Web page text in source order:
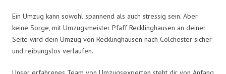
Ein Umzug kann sowohl spannend als auch stressig sein. Aber
keine Sorge, mit Umzugsmeister Pfaff Recklinghausen an deiner
Seite wird dein Umzug von Recklinghausen nach Colchester sicher
und reibungslos verlaufen.